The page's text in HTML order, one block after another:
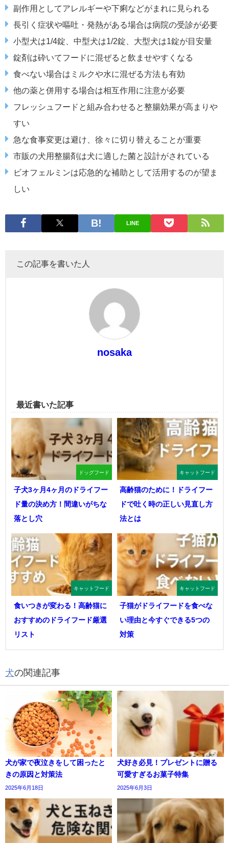
副作用としてアレルギーや下痢などがまれに見られる
長引く症状や嘔吐・発熱がある場合は病院の受診が必要
小型犬は1/4錠、中型犬は1/2錠、大型犬は1錠が目安量
錠剤は砕いてフードに混ぜると飲ませやすくなる
食べない場合はミルクや水に混ぜる方法も有効
他の薬と併用する場合は相互作用に注意が必要
フレッシュフードと組み合わせると整腸効果が高まりや
すい
急な食事変更は避け、徐々に切り替えることが重要
市販の犬用整腸剤は犬に適した菌と設計がされている
ビオフェルミンは応急的な補助として活用するのが望ま
しい
LINE
この記事を書いた人
nosaka
最近書いた記事
ドッグフード
子犬3ヶ月4ヶ月のドライフー
ド量の決め方！間違いがちな
落とし穴
キャットフード
高齢猫のために！ドライフー
ドで吐く時の正しい見直し方
法とは
キャットフード
食いつきが変わる！高齢猫に
おすすめのドライフード厳選
リスト
キャットフード
子猫がドライフードを食べな
い理由と今すぐできる5つの
対策
犬の関連記事
犬が家で夜泣きをして困ったと
きの原因と対策法
2025年6月18日
犬好き必見！プレゼントに贈る
可愛すぎるお菓子特集
2025年6月3日